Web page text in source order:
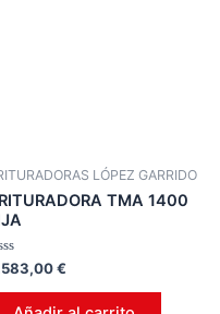
LÓPEZ GARRIDO
TMA 1400
€